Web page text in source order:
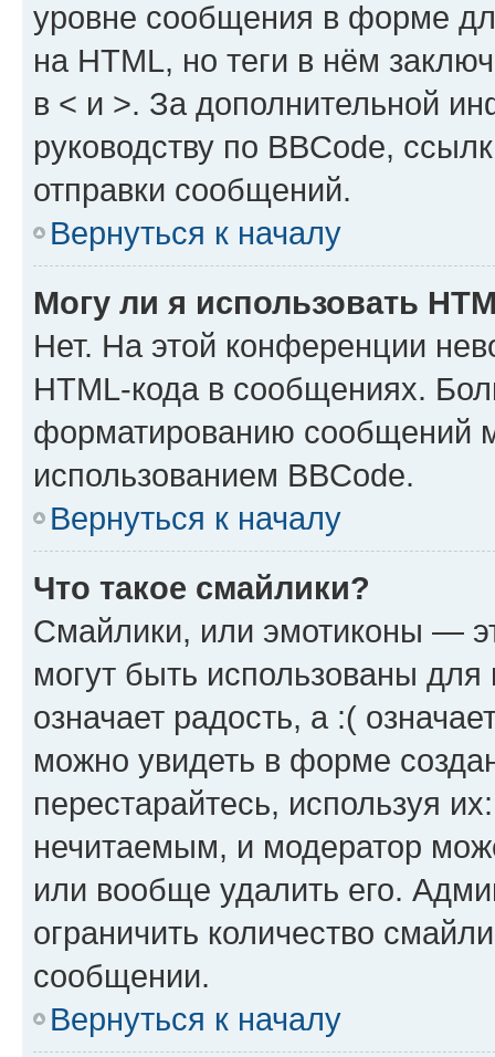
уровне сообщения в форме
на HTML, но теги в нём
в < и >. За дополнительной
руководству по BBCode,
отправки сообщений.
Вернуться к началу
Могу ли я использовать
Нет. На этой конференции
HTML-кода в сообщениях.
форматированию сообщений
использованием BBCode.
Вернуться к началу
Что такое смайлики?
Смайлики, или эмотиконы —
могут быть использованы
означает радость, а :(
можно увидеть в форме
перестарайтесь, используя
нечитаемым, и модератор
или вообще удалить его.
ограничить количество
сообщении.
Вернуться к началу